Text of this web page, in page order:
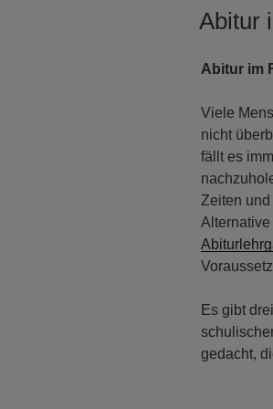
Abitur
Abitur im
Viele
nicht
fällt es
Zeiten
Es gibt
gedacht,